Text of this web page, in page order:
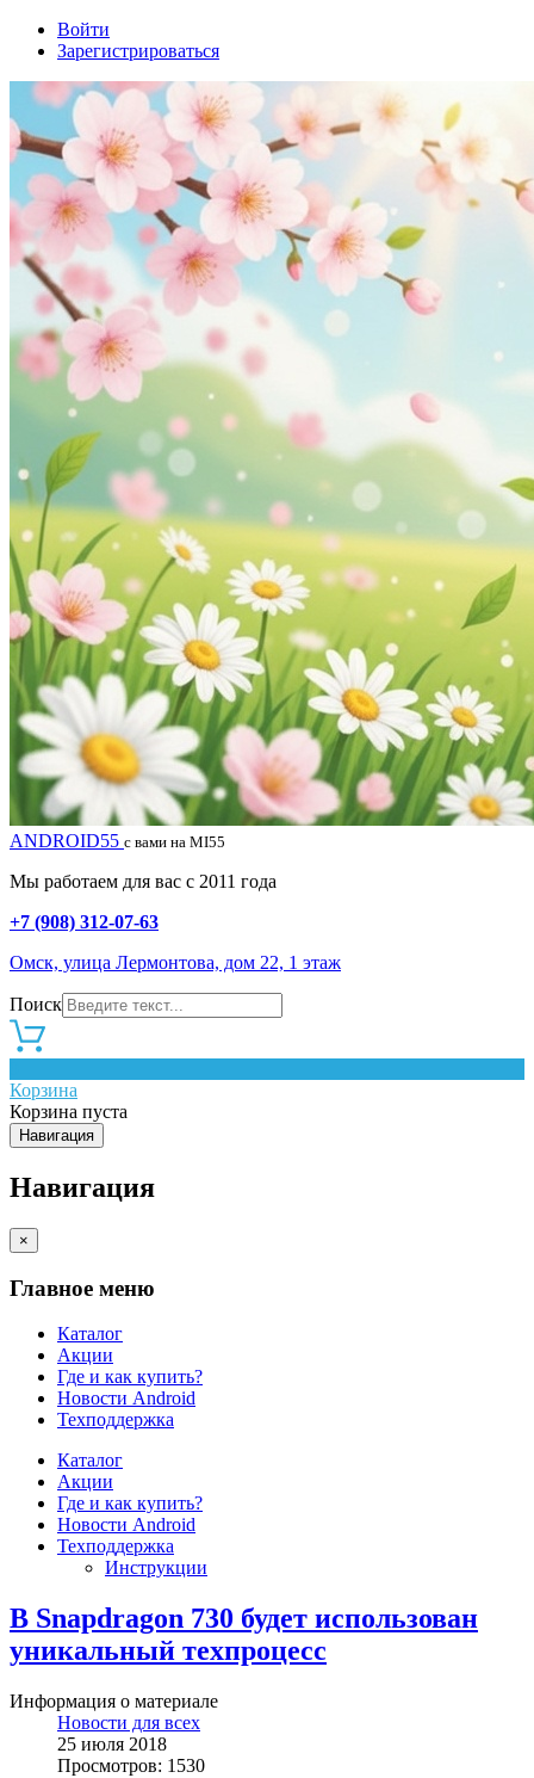
Войти
Зарегистрироваться
ANDROID55 с вами на MI55
Мы работаем для вас с 2011 года
+7 (908) 312-07-63
Омск, улица Лермонтова, дом 22, 1 этаж
Поиск
Корзина
Корзина пуста
Навигация
Навигация
×
Главное меню
Каталог
Акции
Где и как купить?
Новости Android
Техподдержка
Каталог
Акции
Где и как купить?
Новости Android
Техподдержка
Инструкции
В Snapdragon 730 будет использован
уникальный техпроцесс
Информация о материале
Новости для всех
25 июля 2018
Просмотров: 1530